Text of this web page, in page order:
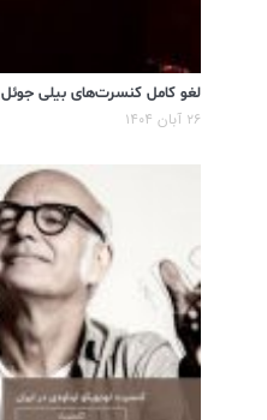
لغو کامل کنسرت‌های بیلی جوئل
۲۶ آبان ۱۴۰۴